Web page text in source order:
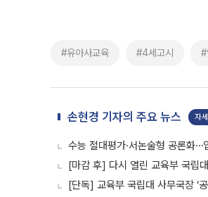
#유아사교육 #4세고시 #
손현경 기자의 주요 뉴스 자
수능 절대평가·서논술형 공론화⋯
[마감 후] 다시 열린 교육부 국립
[단독] 교육부 국립대 사무국장 ‘